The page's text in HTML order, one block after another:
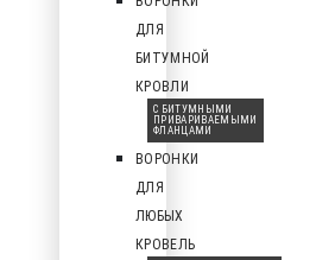
ДЛЯ
БИТУМНОЙ
КРОВЛИ
С БИТУМНЫМИ
ПРИВАРИВАЕМЫМИ
ФЛАНЦАМИ
ВОРОНКИ
ДЛЯ
ЛЮБЫХ
КРОВЕЛЬ